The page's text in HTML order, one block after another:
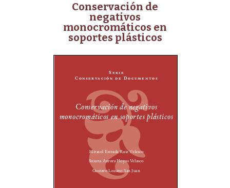
Conservación de
negativos
monocromáticos en
soportes plásticos